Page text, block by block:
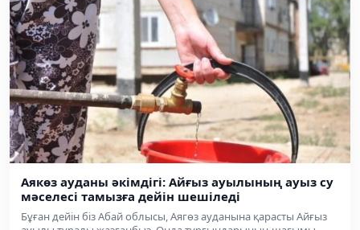
Аякөз ауданы әкімдігі: Айғыз ауылының ауыз су
мәселесі тамызға дейін шешіледі
Бұған дейін біз Абай облысы, Аягөз ауданына қарасты Айғыз